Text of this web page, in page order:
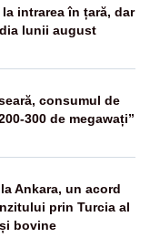
intrarea în țară, dar
lunii august
consumul de
300 de megawați”
Ankara, un acord
prin Turcia al
bovine